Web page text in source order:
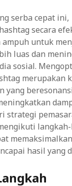
serba cepat ini,
secara
untuk
luas dan
sosial.
merupakan
yang
strategi
hasil yang